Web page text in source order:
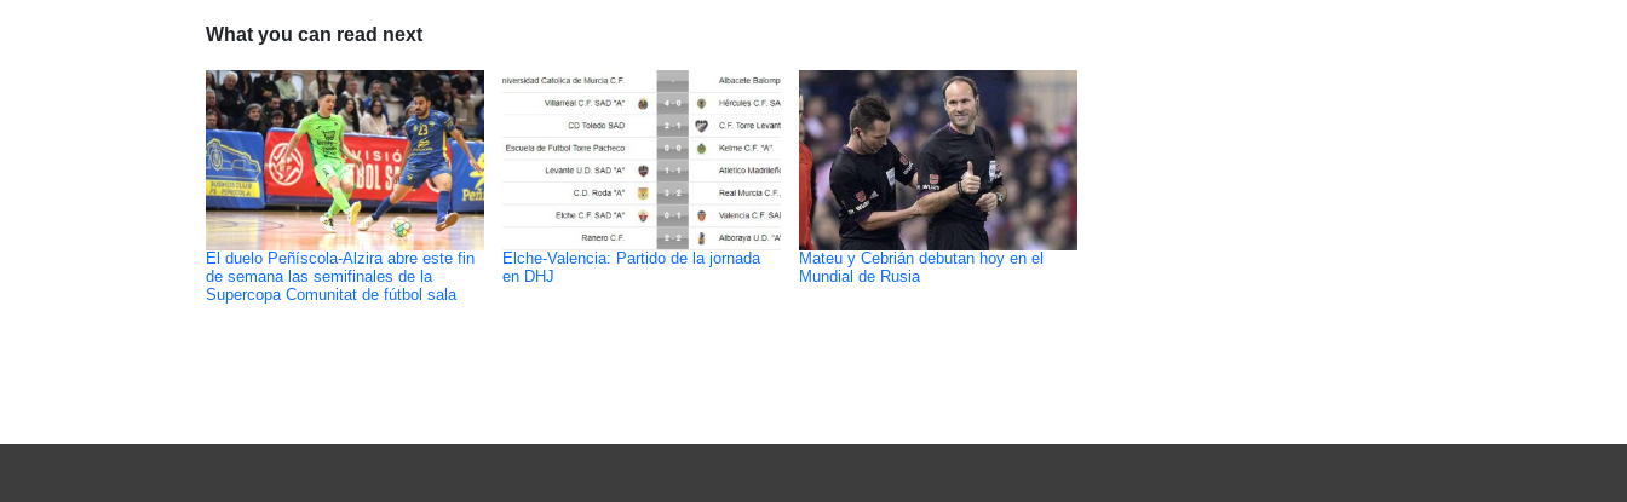
What you can read next
El duelo Peñíscola-Alzira abre este fin
de semana las semifinales de la
Supercopa Comunitat de fútbol sala
Elche-Valencia: Partido de la jornada
en DHJ
Mateu y Cebrián debutan hoy en el
Mundial de Rusia